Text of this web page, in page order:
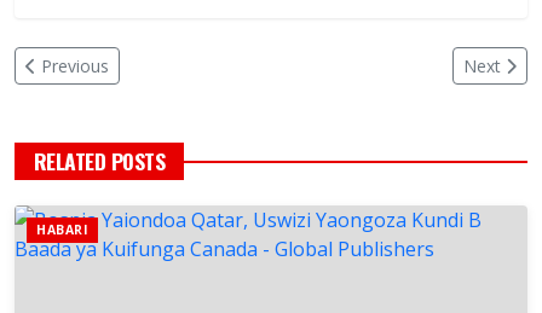
Previous Next
RELATED POSTS
HABARI